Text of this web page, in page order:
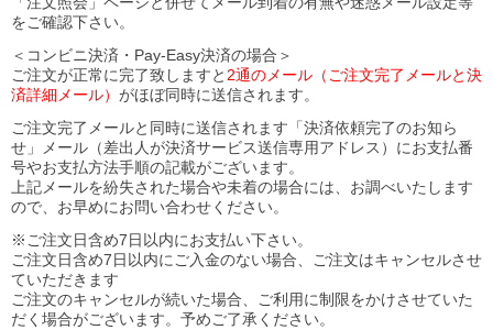
をご確認下さい。
＜コンビニ決済・Pay-Easy決済の場合＞
ご注文が正常に完了致しますと 2通のメール（ご注文完了メールと決
済詳細メール） がほぼ同時に送信されます。
ご注文完了メールと同時に送信されます「決済依頼完了のお知ら
せ」メール（差出人が決済サービス送信専用アドレス）にお支払番
号やお支払方法手順の記載がございます。
上記メールを紛失された場合や未着の場合には、お調べいたします
ので、お早めにお問い合わせください。
※ご注文日含め7日以内にお支払い下さい。
ご注文日含め7日以内にご入金のない場合、ご注文はキャンセルさせ
ていただきます
ご注文のキャンセルが続いた場合、ご利用に制限をかけさせていた
だく場合がございます。予めご了承ください。